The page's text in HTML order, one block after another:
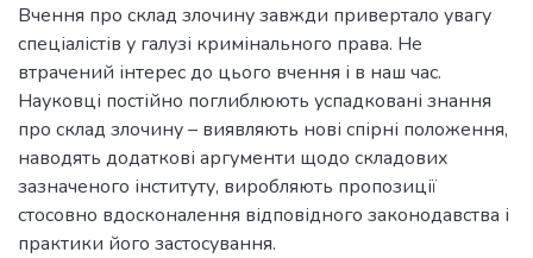
Вчення про склад злочину завжди привертало увагу
спеціалістів у галузі кримінального права. Не
втрачений інтерес до цього вчення і в наш час.
Науковці постійно поглиблюють успадковані знання
про склад злочину – виявляють нові спірні положення,
наводять додаткові аргументи щодо складових
зазначеного інституту, виробляють пропозиції
стосовно вдосконалення відповідного законодавства і
практики його застосування.